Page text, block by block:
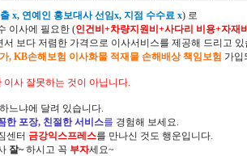
x, 연예인 홍보대사 선임x, 지점 수수료 x) 로
이사에 필요한 (인건비+차량지원비+사다리 비용+자재
서 보다 저렴한 가격으로 이사서비스를 제공해 드리고 있
, KB손해보험 이사화물 적재물 손해배상 책임보험 가입
사 잘못하는 것이 아닙니다.
느냐에 달려 있습니다.
한 포장, 친절한 서비스를 경험해 보세요.
센터 금강익스프레스를 만나신 것도 행운입니다.
잘~ 하시고 꼭 부자세요~